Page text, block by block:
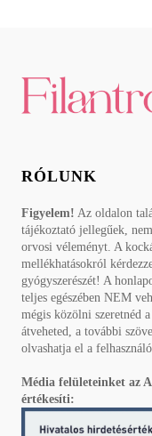
RÓLUNK
Figyelem! Az oldalon
tájékoztató jellegűek,
orvosi véleményt. A
mellékhatásokról
gyógyszerészét! A
teljes egészében NEM
mégis közölni szeretnéd
átveheted, a további
olvashatja el a
Média felületeinket az
értékesíti: